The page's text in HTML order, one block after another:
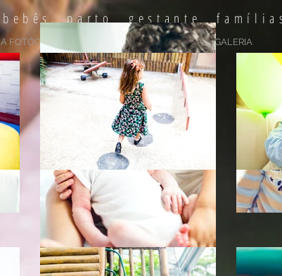
A FOTÓGRAFA NA MÍDIA GALERIA